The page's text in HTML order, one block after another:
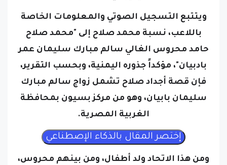
ويتتبع التسجيل الصوتي والمعلومات الخاصة
باللاعب، نسبة محمد صلاح إلى "محمد صلاح
حامد محروس الغالي سالم مبارك سليمان عمر
بادبيان"، مؤكداً جذوره اليمنية، وبحسب التقرير،
فإن قصة أجداد صلاح تشمل زواج سالم مبارك
سليمان بابيان، وهو من مركز بسيون بمحافظة
الغربية المصرية.
ومن هذا الاتحاد ولد أطفال، ومن بينهم محروس،